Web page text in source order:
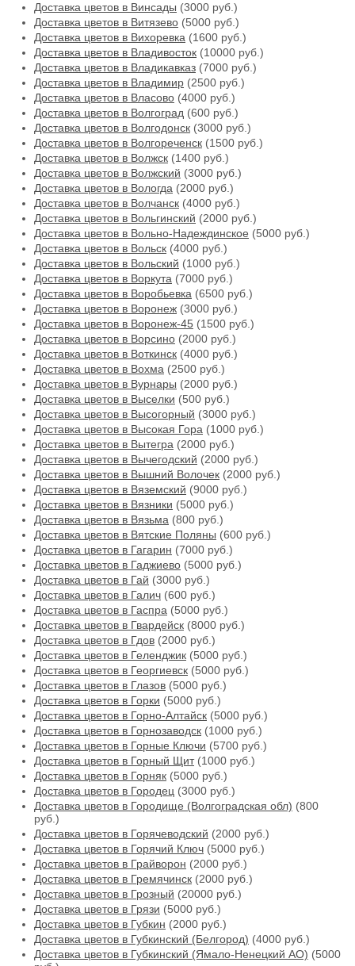
Доставка цветов в Винсады (3000 руб.)
Доставка цветов в Витязево (5000 руб.)
Доставка цветов в Вихоревка (1600 руб.)
Доставка цветов в Владивосток (10000 руб.)
Доставка цветов в Владикавказ (7000 руб.)
Доставка цветов в Владимир (2500 руб.)
Доставка цветов в Власово (4000 руб.)
Доставка цветов в Волгоград (600 руб.)
Доставка цветов в Волгодонск (3000 руб.)
Доставка цветов в Волгореченск (1500 руб.)
Доставка цветов в Волжск (1400 руб.)
Доставка цветов в Волжский (3000 руб.)
Доставка цветов в Вологда (2000 руб.)
Доставка цветов в Волчанск (4000 руб.)
Доставка цветов в Вольгинский (2000 руб.)
Доставка цветов в Вольно-Надеждинское (5000 руб.)
Доставка цветов в Вольск (4000 руб.)
Доставка цветов в Вольский (1000 руб.)
Доставка цветов в Воркута (7000 руб.)
Доставка цветов в Воробьевка (6500 руб.)
Доставка цветов в Воронеж (3000 руб.)
Доставка цветов в Воронеж-45 (1500 руб.)
Доставка цветов в Ворсино (2000 руб.)
Доставка цветов в Воткинск (4000 руб.)
Доставка цветов в Вохма (2500 руб.)
Доставка цветов в Вурнары (2000 руб.)
Доставка цветов в Выселки (500 руб.)
Доставка цветов в Высогорный (3000 руб.)
Доставка цветов в Высокая Гора (1000 руб.)
Доставка цветов в Вытегра (2000 руб.)
Доставка цветов в Вычегодский (2000 руб.)
Доставка цветов в Вышний Волочек (2000 руб.)
Доставка цветов в Вяземский (9000 руб.)
Доставка цветов в Вязники (5000 руб.)
Доставка цветов в Вязьма (800 руб.)
Доставка цветов в Вятские Поляны (600 руб.)
Доставка цветов в Гагарин (7000 руб.)
Доставка цветов в Гаджиево (5000 руб.)
Доставка цветов в Гай (3000 руб.)
Доставка цветов в Галич (600 руб.)
Доставка цветов в Гаспра (5000 руб.)
Доставка цветов в Гвардейск (8000 руб.)
Доставка цветов в Гдов (2000 руб.)
Доставка цветов в Геленджик (5000 руб.)
Доставка цветов в Георгиевск (5000 руб.)
Доставка цветов в Глазов (5000 руб.)
Доставка цветов в Горки (5000 руб.)
Доставка цветов в Горно-Алтайск (5000 руб.)
Доставка цветов в Горнозаводск (1000 руб.)
Доставка цветов в Горные Ключи (5700 руб.)
Доставка цветов в Горный Щит(1000 руб.)
Доставка цветов в Горняк (5000 руб.)
Доставка цветов в Городец (3000 руб.)
Доставка цветов в Городище (Волгоградская обл) (800
руб.)
Доставка цветов в Горячеводский (2000 руб.)
Доставка цветов в Горячий Ключ (5000 руб.)
Доставка цветов в Грайворон (2000 руб.)
Доставка цветов в Гремячинск (2000 руб.)
Доставка цветов в Грозный (20000 руб.)
Доставка цветов в Грязи (5000 руб.)
Доставка цветов в Губкин (2000 руб.)
Доставка цветов в Губкинский (Белгород) (4000 руб.)
Доставка цветов в Губкинский (Ямало-Ненецкий АО) (5000